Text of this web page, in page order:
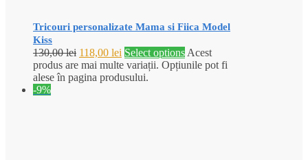
Tricouri personalizate Mama si Fiica Model
Kiss
130,00lei 118,00 lei Select options Acest
produs are mai multe variații. Opțiunile pot fi
alese în pagina produsului.
-9%